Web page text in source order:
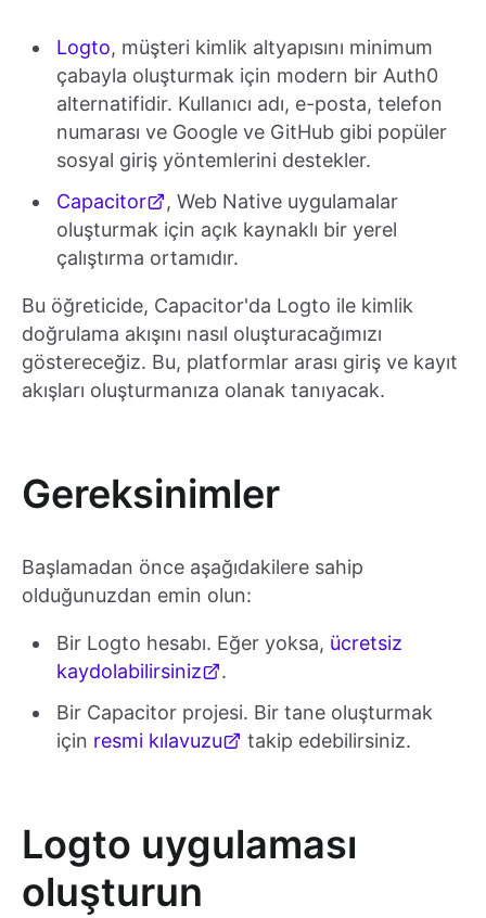
Logto, müşteri kimlik altyapısını minimum
çabayla oluşturmak için modern bir Auth0
alternatifidir. Kullanıcı adı, e-posta, telefon
numarası ve Google ve GitHub gibi popüler
sosyal giriş yöntemlerini destekler.
Capacitor
, Web Native uygulamalar
oluşturmak için açık kaynaklı bir yerel
çalıştırma ortamıdır.
Bu öğreticide, Capacitor'da Logto ile kimlik
doğrulama akışını nasıl oluşturacağımızı
göstereceğiz. Bu, platformlar arası giriş ve kayıt
akışları oluşturmanıza olanak tanıyacak.
Gereksinimler
Başlamadan önce aşağıdakilere sahip
olduğunuzdan emin olun:
Bir Logto hesabı. Eğer yoksa, ücretsiz
kaydolabilirsiniz
.
Bir Capacitor projesi. Bir tane oluşturmak
için resmi kılavuzu takip edebilirsiniz.
Logto uygulaması
oluşturun